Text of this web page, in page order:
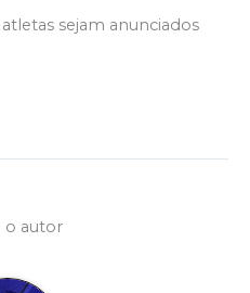
sejam anunciados
o autor